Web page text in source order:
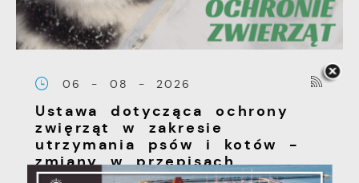
06 - 08 - 2026
Ustawa dotycząca ochrony
zwięrząt w zakresie
utrzymania psów i kotów -
zmiany w przepisach.